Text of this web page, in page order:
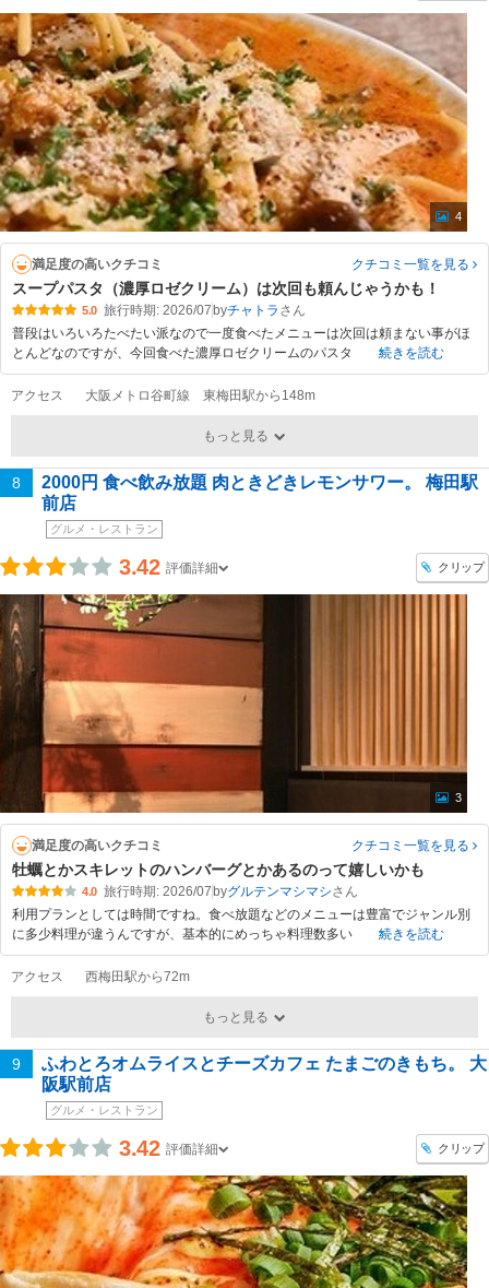
4
満足度の高いクチコミ クチコミ一覧を見る
スープパスタ（濃厚ロゼクリーム）は次回も頼んじゃうかも！
5.0 旅行時期: 2026/07byチャトラ
普段はいろいろたべたい派なので一度食べたメニューは次回は頼まない事がほ
とんどなのですが、今回食べた濃厚ロゼクリームのパスタ
続きを読む
アクセス 大阪メトロ谷町線 東梅田駅から148m
もっと見る
8
2000円 食べ飲み放題 肉ときどきレモンサワー。 梅田駅
前店
グルメ・レストラン
3.42 評価詳細 クリップ
3
満足度の高いクチコミ クチコミ一覧を見る
牡蠣とかスキレットのハンバーグとかあるのって嬉しいかも
4.0 旅行時期: 2026/07 byグルテンマシマシ
利用プランとしては時間ですね。食べ放題などのメニューは豊富でジャンル別
に多少料理が違うんですが、基本的にめっちゃ料理数多い
続きを読む
アクセス 西梅田駅から72m
もっと見る
9
ふわとろオムライスとチーズカフェ たまごのきもち。 大
阪駅前店
グルメ・レストラン
3.42 評価詳細 クリップ